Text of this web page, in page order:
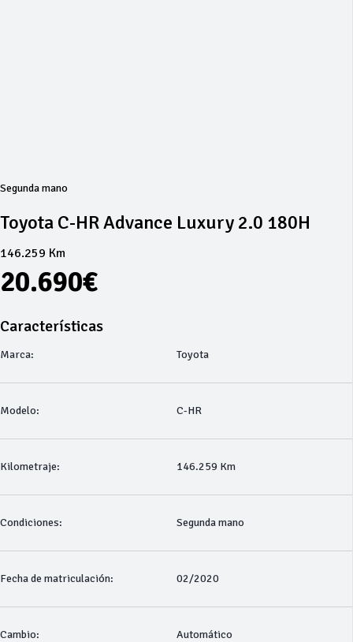
Segunda mano
Toyota C-HR Advance Luxury 2.0 180H
146.259 Km
20.690€
Características
Marca: Toyota
Modelo: C-HR
Kilometraje: 146.259 Km
Condiciones: Segunda mano
Fecha de matriculación: 02/2020
Cambio: Automático